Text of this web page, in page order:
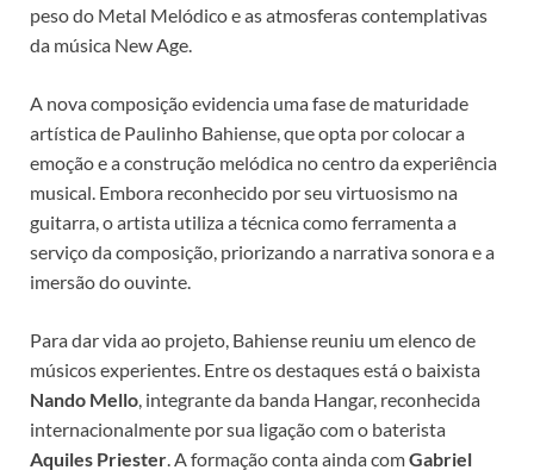
peso do Metal Melódico e as atmosferas contemplativas
da música New Age.
A nova composição evidencia uma fase de maturidade
artística de Paulinho Bahiense, que opta por colocar a
emoção e a construção melódica no centro da experiência
musical. Embora reconhecido por seu virtuosismo na
guitarra, o artista utiliza a técnica como ferramenta a
serviço da composição, priorizando a narrativa sonora e a
imersão do ouvinte.
Para dar vida ao projeto, Bahiense reuniu um elenco de
músicos experientes. Entre os destaques está o baixista
Nando Mello , integrante da banda Hangar, reconhecida
internacionalmente por sua ligação com o baterista
Aquiles Priester . A formação conta ainda comGabriel